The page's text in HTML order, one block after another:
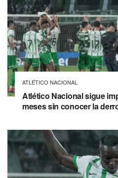
ATLÉTICO NACIONAL
Atlético Nacional sigue
meses sin conocer la